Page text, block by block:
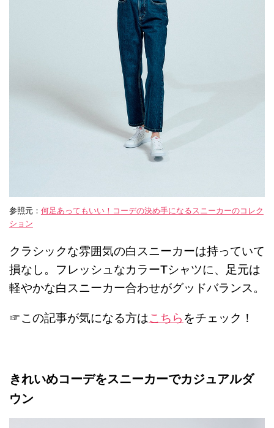
参照元： 何足あってもいい！コーデの決め手になるスニーカーのコレク
ション
クラシックな雰囲気の白スニーカーは持っていて
損なし。フレッシュなカラーTシャツに、足元は
軽やかな白スニーカー合わせがグッドバランス。
☞この記事が気になる方はこちらをチェック！
きれいめコーデをスニーカーでカジュアルダ
ウン